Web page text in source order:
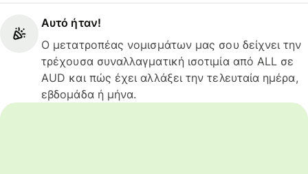
Αυτό ήταν!
Ο μετατροπέας νομισμάτων μας σου δείχνει την
τρέχουσα συναλλαγματική ισοτιμία από ALL σε
AUD και πώς έχει αλλάξει την τελευταία ημέρα,
εβδομάδα ή μήνα.